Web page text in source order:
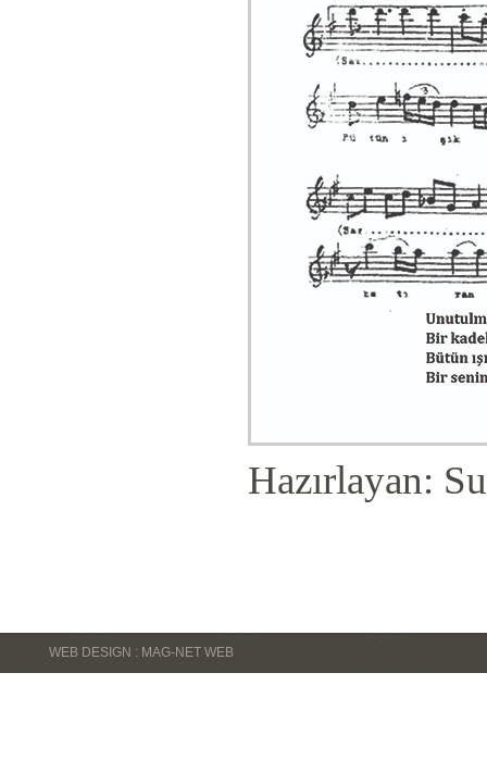
Hazırlayan:
WEB DESIGN : MAG-NET WEB